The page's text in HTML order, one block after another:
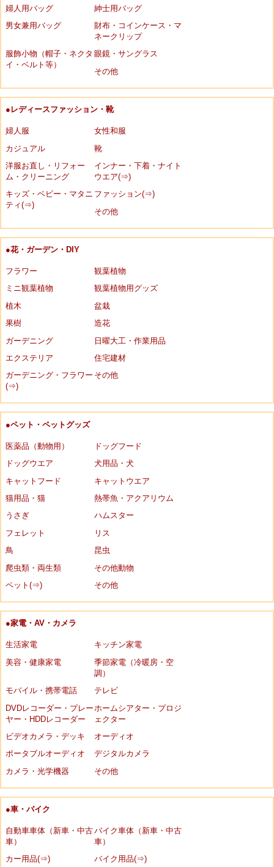
婦人用バッグ
紳士用バッグ
男女兼用バッグ
財布・コインケース・マ
ネークリップ
服飾小物（帽子・ネクタ
イ・ベルト等）
眼鏡・サングラス
その他
●レディースファッション・靴
婦人服
女性和服
カジュアル
靴
洋服お直し・リフォー
ム・クリーニング
インナー・下着・ナイト
ウエア(⇒)
キッズ・ベビー・マタニ
ティ(⇒)
ファッション(⇒)
その他
●花・ガーデン・DIY
フラワー
観葉植物
ミニ観葉植物
観葉植物用グッズ
植木
盆栽
果樹
造花
ガーデニング
日曜大工・作業用品
エクステリア
住宅建材
ガーデニング・フラワー
(⇒)
その他
●ペット・ペットグッズ
医薬品（動物用）
ドッグフード
ドッグウエア
犬用品・犬
キャットフード
キャットウエア
猫用品・猫
熱帯魚・アクアリウム
うさぎ
ハムスター
フェレット
リス
鳥
昆虫
爬虫類・両生類
その他動物
ペット(⇒)
その他
●家電・AV・カメラ
生活家電
キッチン家電
美容・健康家電
季節家電（冷暖房・空
調）
モバイル・携帯電話
テレビ
DVDレコーダー・プレー
ヤー・HDDレコーダー
ホームシアター・プロジ
ェクター
ビデオカメラ・デッキ
オーディオ
ポータブルオーディオ
デジタルカメラ
カメラ・光学機器
その他
●車・バイク
自動車車体（新車・中古
車）
バイク車体（新車・中古
車）
カー用品(⇒)
バイク用品(⇒)